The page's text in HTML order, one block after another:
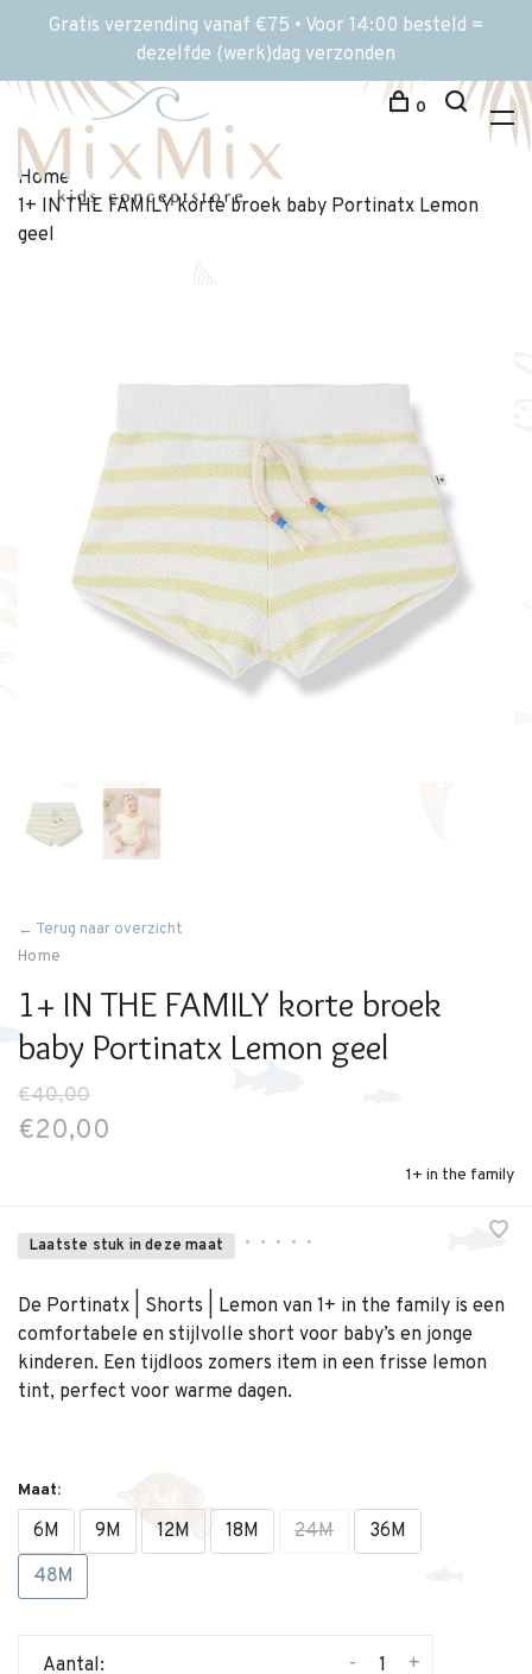
Gratis verzending vanaf €75 • Voor 14:00 besteld =
dezelfde (werk)dag verzonden
0
Home
1+ IN THE FAMILY korte broek baby Portinatx Lemon
geel
← Terug naar overzicht
Home
1+ IN THE FAMILY korte broek
baby Portinatx Lemon geel
€40,00
€20,00
1+ in the family
Laatste stuk in deze maat • • • • •
De Portinatx | Shorts | Lemon van 1+ in the family is een
comfortabele en stijlvolle short voor baby’s en jonge
kinderen. Een tijdloos zomers item in een frisse lemon
tint, perfect voor warme dagen.
Maat:
6M 9M 12M 18M 24M
36M
48M
Aantal: +
-